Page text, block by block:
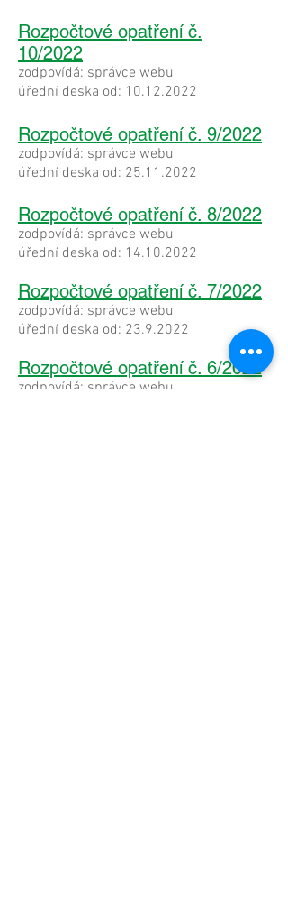
Rozpočtové opatření č.
10/2022
zodpovídá: správce webu
úřední deska od: 10.12.2022
Rozpočtové opatření č. 9/2022
zodpovídá: správce webu
úřední deska od: 25.11.2022
Rozpočtové opatření č. 8/2022
zodpovídá: správce webu
úřední deska od: 14.10.2022
Rozpočtové opatření č. 7/2022
zodpovídá: správce webu
úřední deska od: 23.9.2022
Rozpočtové opatření č. 6/2022
zodpovídá: správce webu